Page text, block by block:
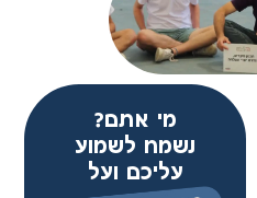
מי אתם?
נשמח לשמוע
עליכם ועל